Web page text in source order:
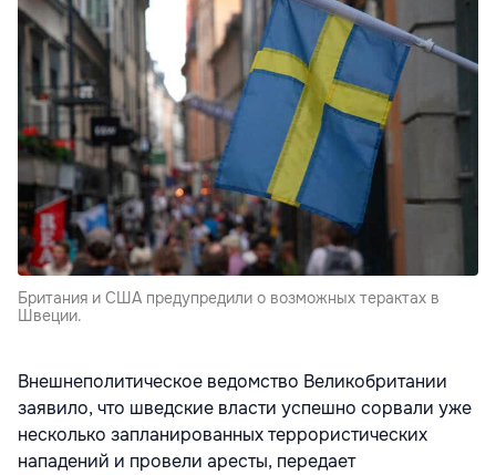
Британия и США предупредили о возможных терактах в
Швеции.
Внешнеполитическое ведомство Великобритании
заявило, что шведские власти успешно сорвали уже
несколько запланированных террористических
нападений и провели аресты, передает